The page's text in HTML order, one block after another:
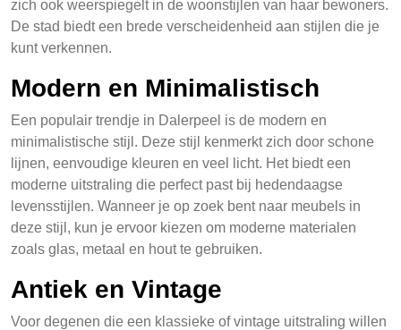
zich ook weerspiegelt in de woonstijlen van haar bewoners.
De stad biedt een brede verscheidenheid aan stijlen die je
kunt verkennen.
Modern en Minimalistisch
Een populair trendje in Dalerpeel is de modern en
minimalistische stijl. Deze stijl kenmerkt zich door schone
lijnen, eenvoudige kleuren en veel licht. Het biedt een
moderne uitstraling die perfect past bij hedendaagse
levensstijlen. Wanneer je op zoek bent naar meubels in
deze stijl, kun je ervoor kiezen om moderne materialen
zoals glas, metaal en hout te gebruiken.
Antiek en Vintage
Voor degenen die een klassieke of vintage uitstraling willen